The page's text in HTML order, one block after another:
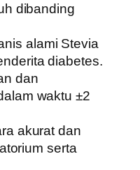
dibanding
alami Stevia
diabetes.
dan
waktu ±2
akurat dan
serta